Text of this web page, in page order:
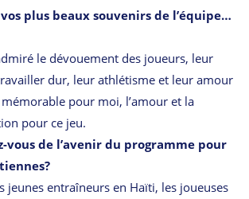
plus beaux souvenirs de l’équipe…
le dévouement des joueurs, leur
dur, leur athlétisme et leur amour
mémorable pour moi, l’amour et la
pour ce jeu.
vous de l’avenir du programme pour
jeunes entraîneurs en Haïti, les joueuses